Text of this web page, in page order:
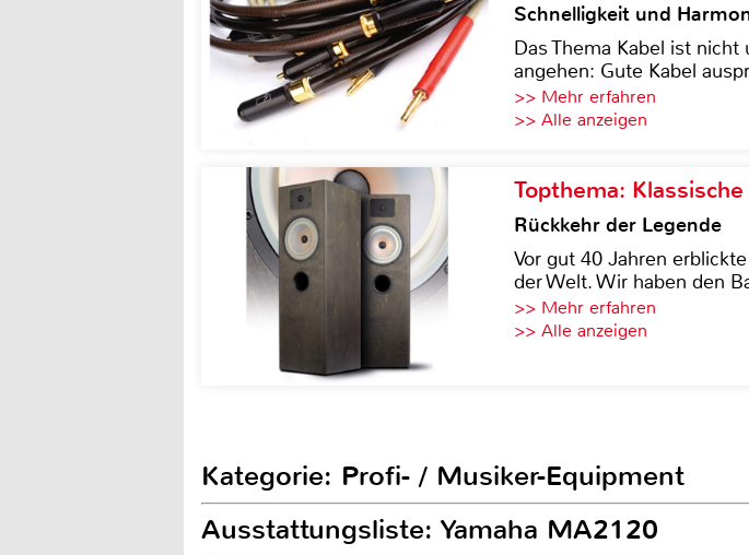
Schnelligkeit und
Das Thema Kabel ist
angehen: Gute Kabel
>> Mehr erfahren
>> Alle anzeigen
Topthema:
Rückkehr der Legende
Vor gut 40 Jahren
der Welt. Wir haben den
>> Mehr erfahren
>> Alle anzeigen
Kategorie: Profi- / Musiker-Equipment
Ausstattungsliste: Yamaha MA2120